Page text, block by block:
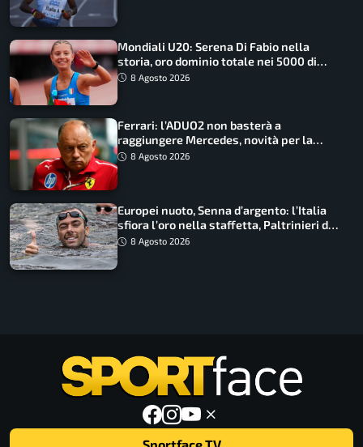
Mondiali U20: Serena Di Fabio nella
storia, oro dominio totale nei 5000 di
marcia
8 Agosto 2026
Ferrari: l’ADUO2 non basterà a
raggiungere Mercedes, novità per la
Macarena
8 Agosto 2026
Europei nuoto, Senna d’argento: l’Italia
sfiora l’oro nella staffetta, Paltrinieri da
urlo, il bilancio azzurro
8 Agosto 2026